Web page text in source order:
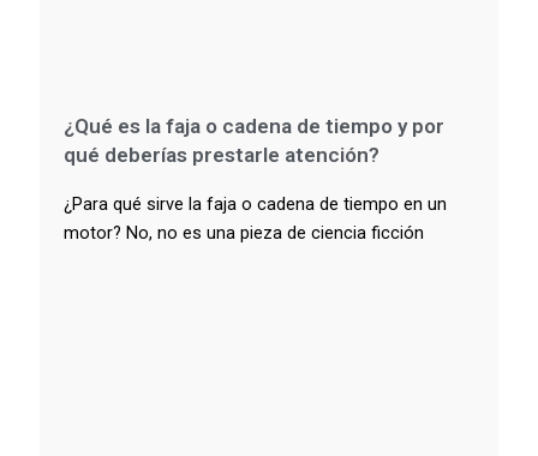
¿Qué es la faja o cadena de tiempo y por
qué deberías prestarle atención?
¿Para qué sirve la faja o cadena de tiempo en un
motor? No, no es una pieza de ciencia ficción